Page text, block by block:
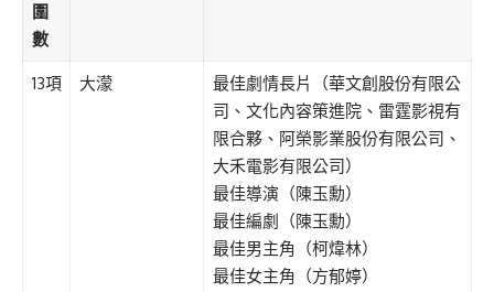
圍
數
13項 大濛
最佳劇情長片（華文創股份有限公
司、文化內容策進院、雷霆影視有
限合夥、阿榮影業股份有限公司、
大禾電影有限公司）
最佳導演（陳玉勳）
最佳編劇（陳玉勳）
最佳男主角（柯煒林）
最佳女主角（方郁婷）